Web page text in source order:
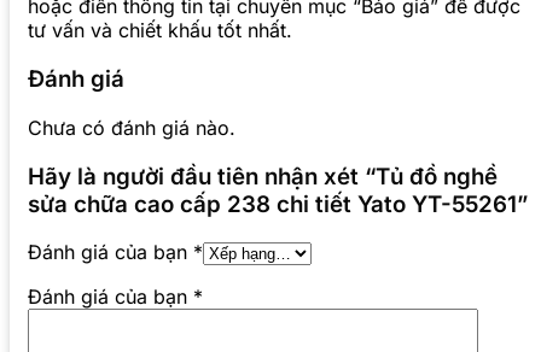
hoặc điền thông tin tại chuyên mục “Báo giá” để được
tư vấn và chiết khấu tốt nhất.
Đánh giá
Chưa có đánh giá nào.
Hãy là người đầu tiên nhận xét “Tủ đồ nghề
sửa chữa cao cấp 238 chi tiết Yato YT-55261”
Đánh giá của bạn *
Đánh giá của bạn *